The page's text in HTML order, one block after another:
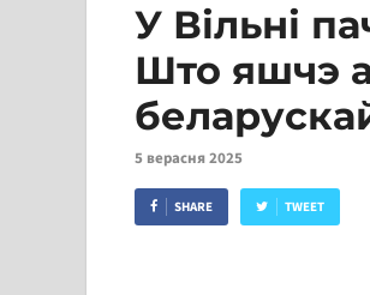
У Вільні
Што яшчэ
5 верасня 2025
SHARE TWEET